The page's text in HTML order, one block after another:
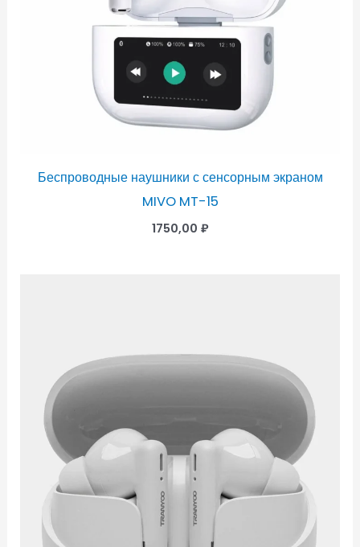
Беспроводные наушники с сенсорным экраном
MIVO MT-15
1750,00 ₽